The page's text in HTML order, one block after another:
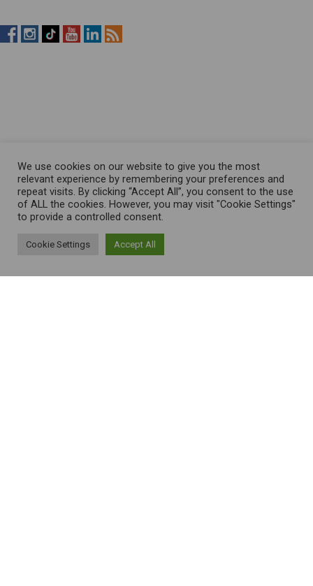
RistopiùNews
RistopiùNews
RistopiùNews
RistopiùNews
RistopiùNews
RSS
We use cookies on our website to give you the most
relevant experience by remembering your preferences and
repeat visits. By clicking “Accept All”, you consent to the use
of ALL the cookies. However, you may visit "Cookie Settings"
to provide a controlled consent.
Cookie Settings Accept All